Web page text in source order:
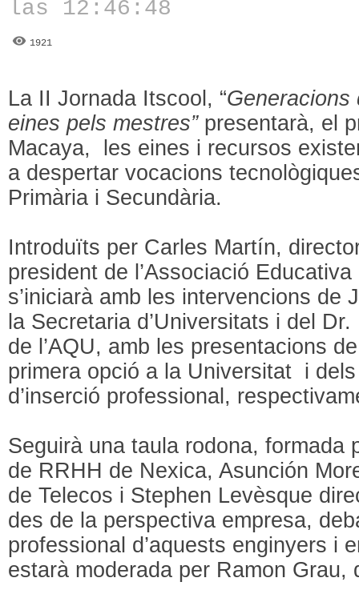
las 12:46:48
1921
La II Jornada Itscool, “
eines pels mestres”presentarà, el
Macaya, les eines i recursos
a despertar vocacions
Primària i Secundària.
Introduïts per Carles Martín,
president de l’Associació
s’iniciarà amb les intervencions de
la Secretaria d’Universitats i del
de l’AQU, amb les presentacions
primera opció a la Universitat i
d’inserció professional,
Seguirà una taula rodona, formada
de RRHH de Nexica, Asunción
de Telecos i Stephen Levèsque
des de la perspectiva empresa,
professional d’aquests enginyers i
estarà moderada per Ramon Grau,